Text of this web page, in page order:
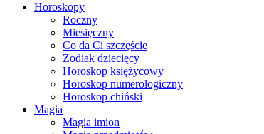
Horoskopy
Roczny
Miesięczny
Co da Ci szczęście
Zodiak dziecięcy
Horoskop księżycowy
Horoskop numerologiczny
Horoskop chiński
Magia
Magia imion